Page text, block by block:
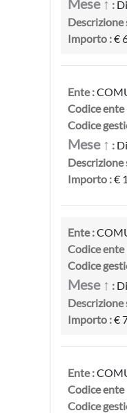
Mese ↑ :
Descrizione
Importo :€
Ente :
Codice ente
Codice
Mese ↑ :
Descrizione
Importo :€
Ente :
Codice ente
Codice
Mese ↑ :
Descrizione
Importo :€
Ente :
Codice ente
Codice